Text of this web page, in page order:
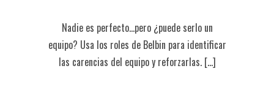
Nadie es perfecto…pero ¿puede serlo un
equipo? Usa los roles de Belbin para identificar
las carencias del equipo y reforzarlas. […]